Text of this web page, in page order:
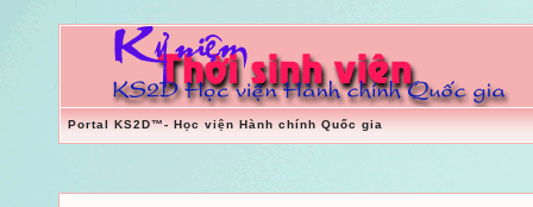
Portal KS2D™- Học viện Hành chính Quốc gia